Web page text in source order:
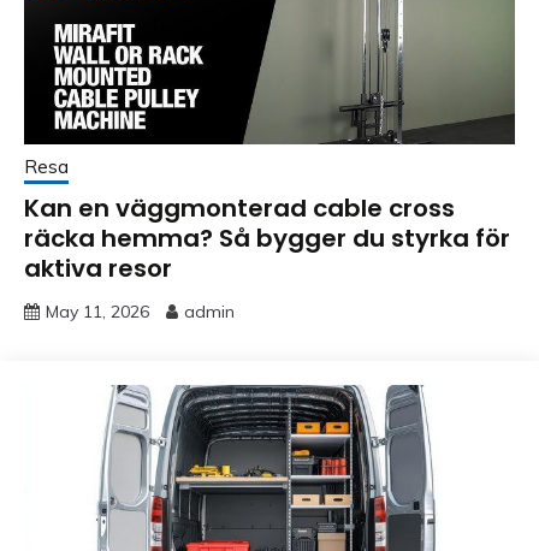
Resa
Kan en väggmonterad cable cross
räcka hemma? Så bygger du styrka för
aktiva resor
May 11, 2026 admin